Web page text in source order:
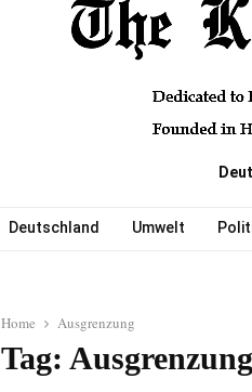
Deutschland Umwelt
Home Ausgrenzung
Tag: Ausgrenzung